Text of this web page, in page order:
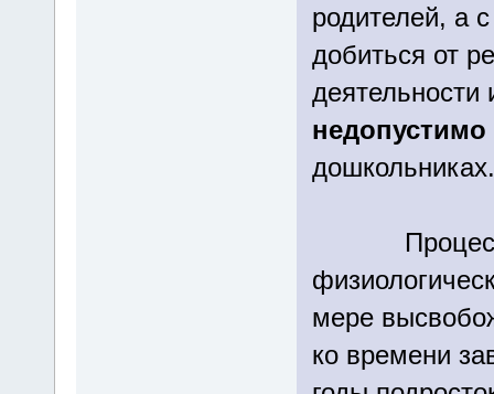
родителей, а
добиться от
недопустимо
Процесс
мере
ко времени